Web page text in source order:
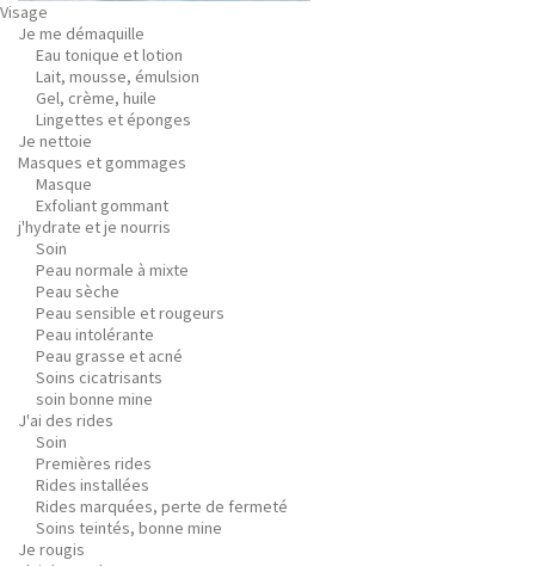
Visage
Je me démaquille
Eau tonique et lotion
Lait, mousse, émulsion
Gel, crème, huile
Lingettes et éponges
Je nettoie
Masques et gommages
Masque
Exfoliant gommant
j'hydrate et je nourris
Soin
Peau normale à mixte
Peau sèche
Peau sensible et rougeurs
Peau intolérante
Peau grasse et acné
Soins cicatrisants
soin bonne mine
J'ai des rides
Soin
Premières rides
Rides installées
Rides marquées, perte de fermeté
Soins teintés, bonne mine
Je rougis